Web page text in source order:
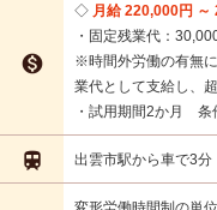

月給 220,000円 ～
・固定残業代：
※時間外労働の有無
業代として支給し、
・試用期間2か月 条
 出雲市駅から車で3分